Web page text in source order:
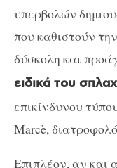
υπερβολών
που καθιστούν
δύσκολη και
ειδικά του
επικίνδυνου
Marcè,
Επιπλέον, αν και